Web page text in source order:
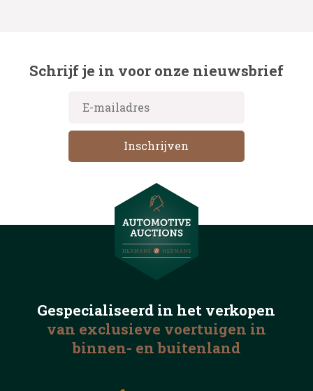
Schrijf je in voor onze nieuwsbrief
Gespecialiseerd in het verkopen
van exclusieve voertuigen in
binnen- en buitenland